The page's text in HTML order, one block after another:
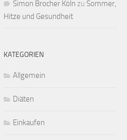
Simon Brocher Köln zu Sommer,
Hitze und Gesundheit
KATEGORIEN
Allgemein
Diäten
Einkaufen